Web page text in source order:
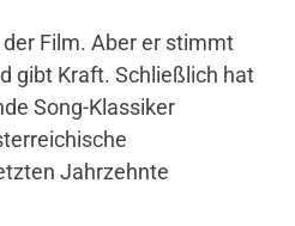
Film. Aber er stimmt
gibt Kraft. Schließlich hat
Song-Klassiker
Jahrzehnte